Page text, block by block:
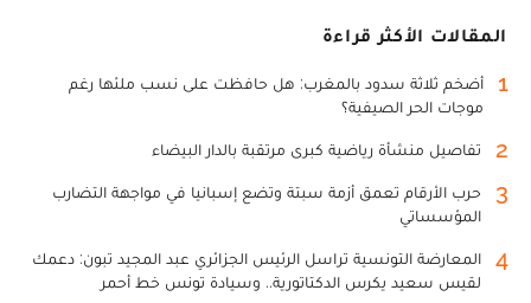
المقالات الأكثر قراءة
1
أضخم ثلاثة سدود بالمغرب: هل حافظت على نسب ملئها رغم
موجات الحر الصيفية؟
2 تفاصيل منشأة رياضية كبرى مرتقبة بالدار البيضاء
3
حرب الأرقام تعمق أزمة سبتة وتضع إسبانيا في مواجهة التضارب
المؤسساتي
4
المعارضة التونسية تراسل الرئيس الجزائري عبد المجيد تبون: دعمك
لقيس سعيد يكرس الدكتاتورية.. وسيادة تونس خط أحمر